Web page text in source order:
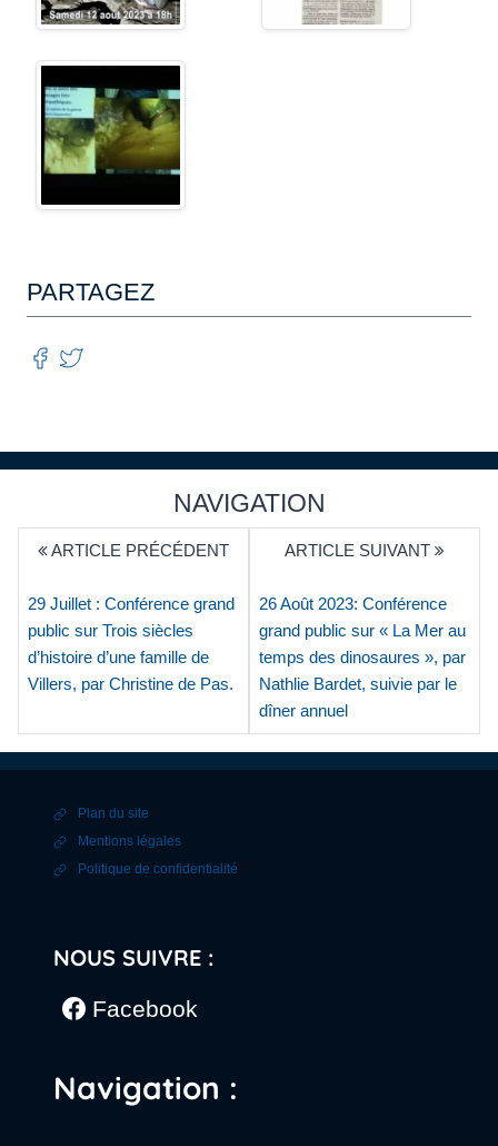
PARTAGEZ
NAVIGATION
ARTICLE PRÉCÉDENT
29 Juillet : Conférence grand
public sur Trois siècles
d’histoire d’une famille de
Villers, par Christine de Pas.
ARTICLE SUIVANT
26 Août 2023: Conférence
grand public sur « La Mer au
temps des dinosaures », par
Nathlie Bardet, suivie par le
dîner annuel
Plan du site
Mentions légales
Politique de confidentialité
NOUS SUIVRE :
Facebook
Navigation :